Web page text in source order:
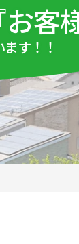
客
す！！